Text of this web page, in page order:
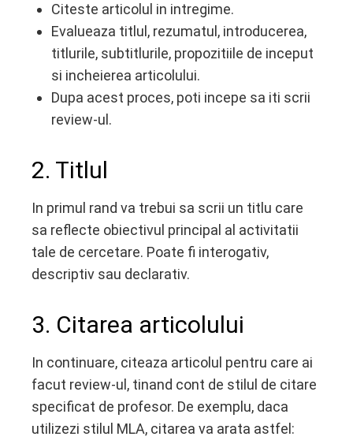
Citeste articolul in intregime.
Evalueaza titlul, rezumatul, introducerea,
titlurile, subtitlurile, propozitiile de inceput
si incheierea articolului.
Dupa acest proces, poti incepe sa iti scrii
review-ul.
2. Titlul
In primul rand va trebui sa scrii un titlu care
sa reflecte obiectivul principal al activitatii
tale de cercetare. Poate fi interogativ,
descriptiv sau declarativ.
3. Citarea articolului
In continuare, citeaza articolul pentru care ai
facut review-ul, tinand cont de stilul de citare
specificat de profesor. De exemplu, daca
utilizezi stilul MLA, citarea va arata astfel: